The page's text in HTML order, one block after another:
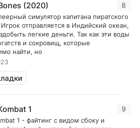
8
(2020)
симулятор капитана пиратского
отправляется в Индийский океан,
легкие деньги. Так как эти воды
и сокровищ, которые
найти, но
9
1
1 - файтинг с видом сбоку и